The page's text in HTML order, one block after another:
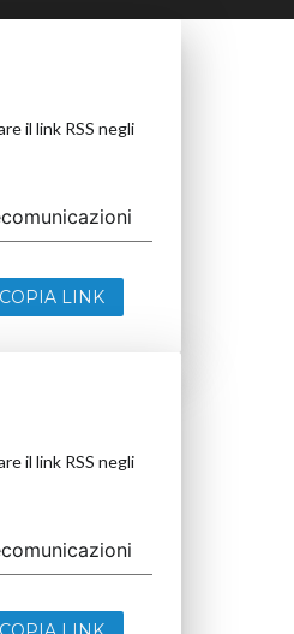
il link RSS negli
COPIA LINK
il link RSS negli